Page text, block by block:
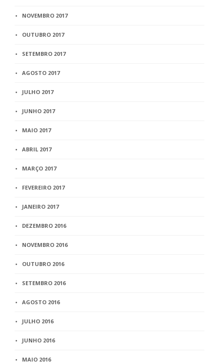
NOVEMBRO 2017
OUTUBRO 2017
SETEMBRO 2017
AGOSTO 2017
JULHO 2017
JUNHO 2017
MAIO 2017
ABRIL 2017
MARÇO 2017
FEVEREIRO 2017
JANEIRO 2017
DEZEMBRO 2016
NOVEMBRO 2016
OUTUBRO 2016
SETEMBRO 2016
AGOSTO 2016
JULHO 2016
JUNHO 2016
MAIO 2016